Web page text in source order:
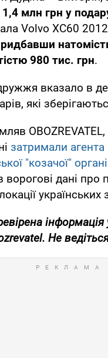
млн грн у
Volvo XC60
980 тис. грн.
вказало в
які
затримали агента
"козачої"
ворогові дані про
українських
Не